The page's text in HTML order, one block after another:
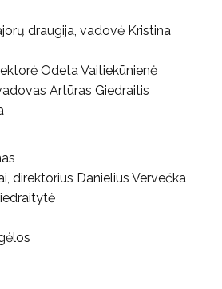
draugija, vadovė Kristina
Odeta Vaitiekūnienė
Artūras Giedraitis
direktorius Danielius Vervečka